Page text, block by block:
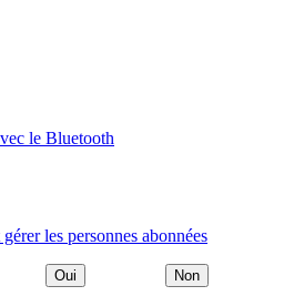
le Bluetooth
les personnes abonnées
Oui Non